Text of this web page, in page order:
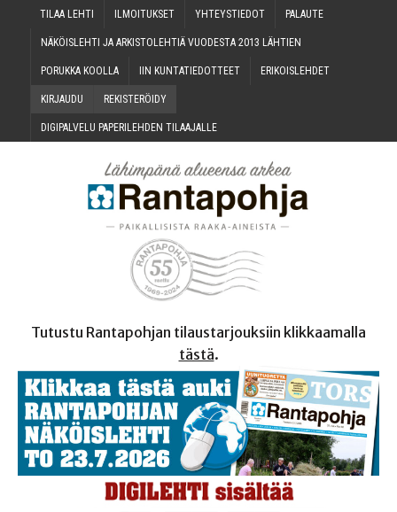
TILAA LEH­TI ILMOI­TUK­SET YHTEYS­TIE­DOT PALAU­TE
NÄKÖIS­LEH­TI JA ARKIS­TO­LEH­TIÄ VUO­DES­TA 2013 LÄHTIEN
PORUK­KA KOOLLA IIN KUN­TA­TIE­DOT­TEET ERI­KOIS­LEH­DET
KIR­JAU­DU REKIS­TE­RÖI­DY
DIGI­PAL­VE­LU PAPE­RI­LEH­DEN TILAAJALLE
Tutustu Rantapohjan tilaustarjouksiin klikkaamalla
tästä.